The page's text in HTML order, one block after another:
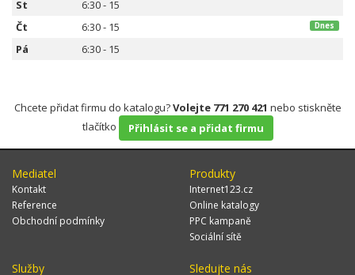
St
6:30 - 15
Čt
6:30 - 15 Dnes
Pá 6:30 - 15
Chcete přidat firmu do katalogu?Volejte 771 270 421 nebo stiskněte
tlačítko
Přihlásit se a přidat firmu
Mediatel
Kontakt
Reference
Obchodní podmínky
Produkty
Internet123.cz
Online katalogy
PPC kampaně
Sociální sítě
Služby Sledujte nás